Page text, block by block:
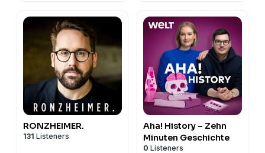
RONZHEIMER.
131 Listeners
Aha! History – Zehn
Minuten Geschichte
0 Listeners